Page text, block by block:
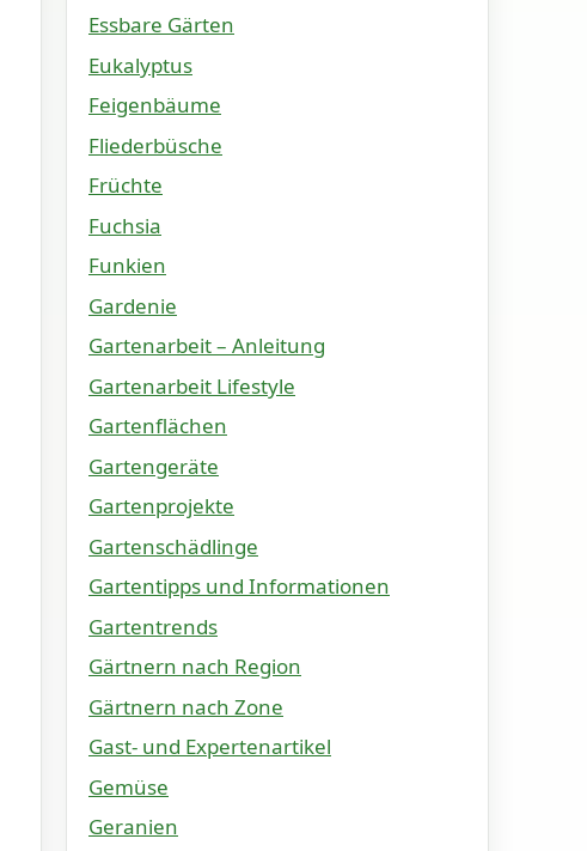
Essbare Gärten
Eukalyptus
Feigenbäume
Fliederbüsche
Früchte
Fuchsia
Funkien
Gardenie
Gartenarbeit – Anleitung
Gartenarbeit Lifestyle
Gartenflächen
Gartengeräte
Gartenprojekte
Gartenschädlinge
Gartentipps und Informationen
Gartentrends
Gärtnern nach Region
Gärtnern nach Zone
Gast- und Expertenartikel
Gemüse
Geranien